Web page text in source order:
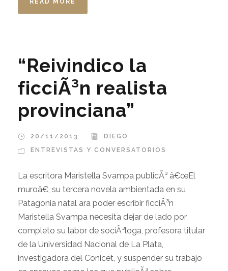
READ MORE
“Reivindico la
ficciÃ³n realista
provinciana”
20/11/2013
DIEGO
ENTREVISTAS Y CONVERSATORIOS
La escritora Maristella Svampa publicÃ³ â€œEl
muroâ€, su tercera novela ambientada en su
Patagonia natal ara poder escribir ficciÃ³n
Maristella Svampa necesita dejar de lado por
completo su labor de sociÃ³loga, profesora titular
de la Universidad Nacional de La Plata,
investigadora del Conicet, y suspender su trabajo